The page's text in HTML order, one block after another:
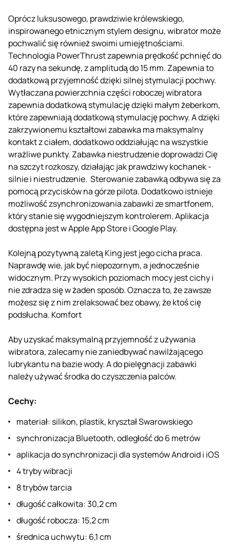
Oprócz luksusowego, prawdziwie królewskiego,
inspirowanego etnicznym stylem designu, wibrator może
pochwalić się również swoimi umiejętnościami.
Technologia PowerThrust zapewnia prędkość pchnięć do
40 razy na sekundę, z amplitudą do 15 mm. Zapewnia to
dodatkową przyjemność dzięki silnej stymulacji pochwy.
Wytłaczana powierzchnia części roboczej wibratora
zapewnia dodatkową stymulację dzięki małym żeberkom,
które zapewniają dodatkową stymulację pochwy. A dzięki
zakrzywionemu kształtowi zabawka ma maksymalny
kontakt z ciałem, dodatkowo oddziałując na wszystkie
wrażliwe punkty. Zabawka niestrudzenie doprowadzi Cię
na szczyt rozkoszy, działając jak prawdziwy kochanek -
silnie i niestrudzenie. Sterowanie zabawką odbywa się za
pomocą przycisków na górze pilota. Dodatkowo istnieje
możliwość zsynchronizowania zabawki ze smartfonem,
który stanie się wygodniejszym kontrolerem. Aplikacja
dostępna jest w Apple App Store i Google Play.
Kolejną pozytywną zaletą King jest jego cicha praca.
Naprawdę wie, jak być niepozornym, a jednocześnie
widocznym. Przy wysokich poziomach mocy jest cichy i
nie zdradza się w żaden sposób. Oznacza to, że zawsze
możesz się z nim zrelaksować bez obawy, że ktoś cię
podsłucha. Komfort
Aby uzyskać maksymalną przyjemność z używania
wibratora, zalecamy nie zaniedbywać nawilżającego
lubrykantu na bazie wody. A do pielęgnacji zabawki
należy używać środka do czyszczenia palców.
Cechy:
materiał: silikon, plastik, kryształ Swarowskiego
synchronizacja Bluetooth, odległość do 6 metrów
aplikacja do synchronizacji dla systemów Android i iOS
4 tryby wibracji
8 trybów tarcia
długość całkowita: 30,2 cm
długość robocza: 15,2 cm
średnica uchwytu: 6,1 cm